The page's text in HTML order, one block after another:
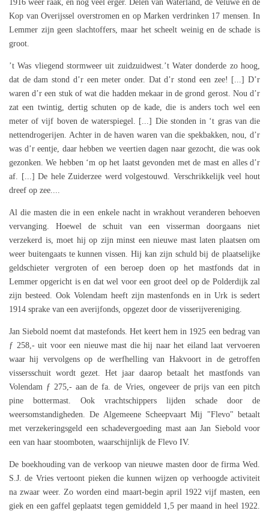
1916 weer raak, en nog veel erger. Delen van Waterland, de Veluwe en de
Kop van Overijssel overstromen en op Marken verdrinken 17 mensen. In
Lemmer zijn geen slachtoffers, maar het scheelt weinig en de schade is
groot.
’t Was vliegend stormweer uit zuidzuidwest.’t Water donderde zo hoog,
dat de dam stond d’r een meter onder. Dat d’r stond een zee! [...] D’r
waren d’r een stuk of wat die hadden mekaar in de grond gerost. Nou d’r
zat een twintig, dertig schuten op de kade, die is anders toch wel een
meter of vijf boven de waterspiegel. [...] Die stonden in ‘t gras van die
nettendrogerijen. Achter in de haven waren van die spekbakken, nou, d’r
was d’r eentje, daar hebben we veertien dagen naar gezocht, die was ook
gezonken. We hebben ‘m op het laatst gevonden met de mast en alles d’r
af. [...] De hele Zuiderzee werd volgestouwd. Verschrikkelijk veel hout
dreef op zee....
Al die masten die in een enkele nacht in wrakhout veranderen behoeven
vervanging. Hoewel de schuit van een visserman doorgaans niet
verzekerd is, moet hij op zijn minst een nieuwe mast laten plaatsen om
weer buitengaats te kunnen vissen. Hij kan zijn schuld bij de plaatselijke
geldschieter vergroten of een beroep doen op het mastfonds dat in
Lemmer opgericht is en dat wel voor een groot deel op de Polderdijk zal
zijn besteed. Ook Volendam heeft zijn mastenfonds en in Urk is sedert
1914 sprake van een averijfonds, opgezet door de visserijvereniging.
Jan Siebold noemt dat mastefonds. Het keert hem in 1925 een bedrag van
ƒ 258,- uit voor een nieuwe mast die hij naar het eiland laat vervoeren
waar hij vervolgens op de werfhelling van Hakvoort in de getroffen
vissersschuit wordt gezet. Het jaar daarop betaalt het mastfonds van
Volendam ƒ 275,- aan de fa. de Vries, ongeveer de prijs van een pitch
pine bottermast. Ook vrachtschippers lijden schade door de
weersomstandigheden. De Algemeene Scheepvaart Mij "Flevo" betaalt
met verzekeringsgeld een schadevergoeding mast aan Jan Siebold voor
een van haar stoomboten, waarschijnlijk de Flevo IV.
De boekhouding van de verkoop van nieuwe masten door de firma Wed.
S.J. de Vries vertoont pieken die kunnen wijzen op verhoogde activiteit
na zwaar weer. Zo worden eind maart-begin april 1922 vijf masten, een
giek en een gaffel geplaatst tegen gemiddeld 1,5 per maand in heel 1922.